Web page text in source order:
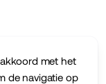
met het
de navigatie op